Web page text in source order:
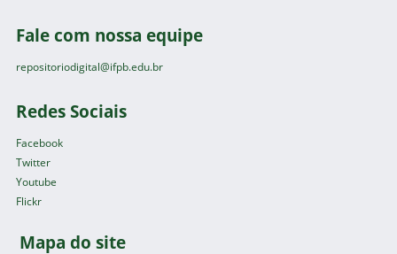
Fale com nossa equipe
repositoriodigital@ifpb.edu.br
Redes Sociais
Facebook
Twitter
Youtube
Flickr
Mapa do site